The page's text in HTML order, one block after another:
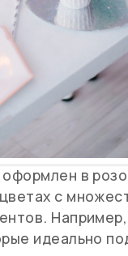
в
с
идеально